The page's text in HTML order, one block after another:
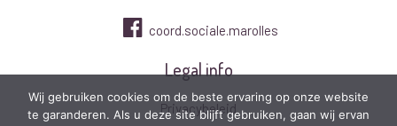
coord.sociale.marolles
Legal info
Privacybeleid
Wij gebruiken cookies om de beste ervaring op onze website
te garanderen. Als u deze site blijft gebruiken, gaan wij ervan